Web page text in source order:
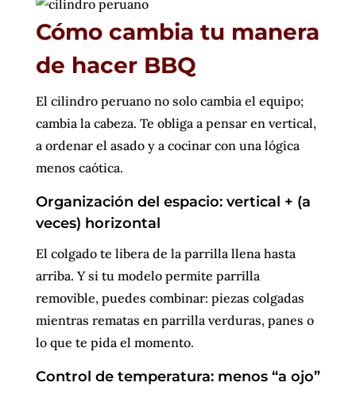
Cómo cambia tu manera
de hacer BBQ
El cilindro peruano no solo cambia el equipo;
cambia la cabeza. Te obliga a pensar en vertical,
a ordenar el asado y a cocinar con una lógica
menos caótica.
Organización del espacio: vertical + (a
veces) horizontal
El colgado te libera de la parrilla llena hasta
arriba. Y si tu modelo permite parrilla
removible, puedes combinar: piezas colgadas
mientras rematas en parrilla verduras, panes o
lo que te pida el momento.
Control de temperatura: menos “a ojo”